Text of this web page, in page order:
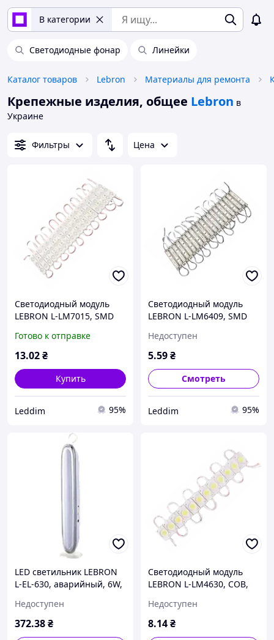
В категории
Светодиодные фонар Линейки
Каталог товаров Lebron Материалы для ремонта
Крепежные изделия, общее Lebron в
Украине
Фильтры Цена
Светодиодный модуль
LEBRON L-LM7015, SMD
13-47-55
Готово к отправке
13.02₴
Купить
Leddim 95%
Светодиодный модуль
LEBRON L-LM6409, SMD
13-47-02
Недоступен
5.59₴
Смотреть
Leddim 95%
LED светильник LEBRON
L-EL-630, аварийный, 6W,
Недоступен
372.38₴
Светодиодный модуль
LEBRON L-LM4630, COB,
34
Недоступен
8.14₴